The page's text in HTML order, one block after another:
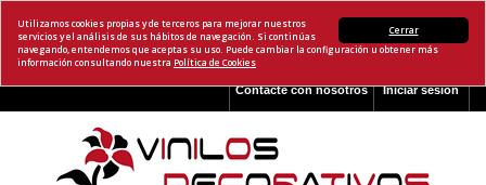
Cerrar
Utilizamos cookies propias y de terceros para mejorar nuestros
servicios y el análisis de sus hábitos de navegación. Si continúas
navegando, entendemos que aceptas su uso. Puede cambiar la configuración u obtener más
información consultando nuestra Política de Cookies
Iniciar sesión
Contacte con nosotros